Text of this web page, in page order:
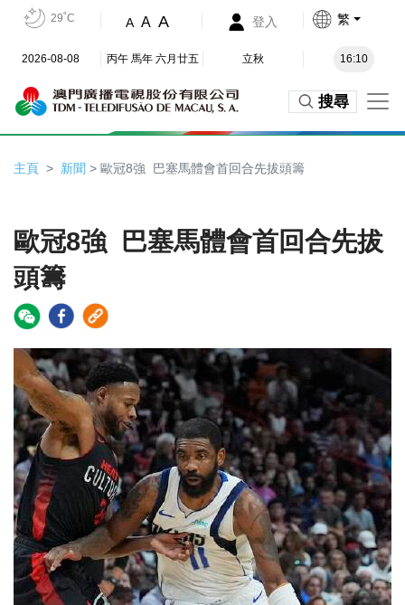
29˚C A A A 登入 繁
2026-08-08 丙午 馬年 六月廿五 立秋 16:10
搜尋
主頁 新聞 > 歐冠8強 巴塞馬體會首回合先拔頭籌
歐冠8強 巴塞馬體會首回合先拔
頭籌